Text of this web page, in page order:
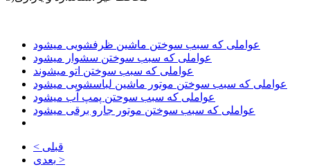
عواملی که سبب سوختن ماشین ظرفشویی میشود
عواملی که سبب سوختن سشوار میشود
عواملی که سبب سوختن اتو میشوند
عواملی که سبب سوختن موتور ماشین لباسشویی میشود
عواملی که سبب سوحتن پمپ آب میشود
عواملی که سبب سوختن موتور جارو برقی میشود
< قبلی
بعدی >